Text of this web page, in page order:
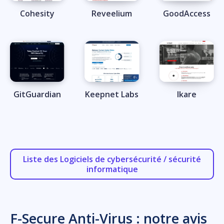
Cohesity Reveelium GoodAccess
GitGuardian Keepnet Labs Ikare
Liste des Logiciels de cybersécurité / sécurité
informatique
F-Secure Anti-Virus : notre avis